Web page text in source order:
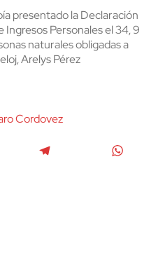
presentado la Declaración
Personales el 34, 9
naturales obligadas a
Arelys Pérez
Cordovez